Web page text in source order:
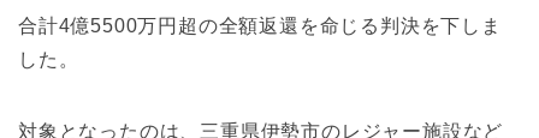
合計4億5500万円超の全額返還を命じる判決を下しま
した。
対象となったのは、三重県伊勢市のレジャー施設など